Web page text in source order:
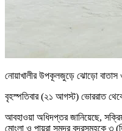
নোয়াখালীর উপকূলজুড়ে ঝোড়ো বাতাস
বৃহস্পতিবার (২১ আগস্ট) ভোররাত থেকে
আবহাওয়া অধিদপ্তর জানিয়েছে,
মোংলা ও পায়রা সমুদ্র বন্দরসমূহকে ৩